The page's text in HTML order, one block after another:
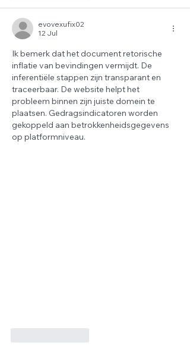
evovexufix02
12 Jul
Ik bemerk dat het document retorische
inflatie van bevindingen vermijdt. De
inferentiële stappen zijn transparant en
traceerbaar. De website helpt het
probleem binnen zijn juiste domein te
plaatsen. Gedragsindicatoren worden
gekoppeld aan betrokkenheidsgegevens
op platformniveau.